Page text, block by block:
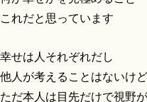
これだと思っています
幸せは人それぞれだし
他人が考えることはないけど
ただ本人は目先だけで視野